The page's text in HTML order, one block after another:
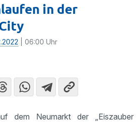
in der
| 06:00 Uhr
dem Neumarkt der „Eiszauber